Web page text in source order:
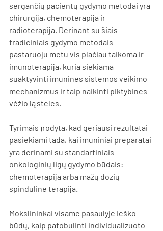
sergančių pacientų gydymo metodai yra
chirurgija, chemoterapija ir
radioterapija. Derinant su šiais
tradiciniais gydymo metodais
pastaruoju metu vis plačiau taikoma ir
imunoterapija, kuria siekiama
suaktyvinti imuninės sistemos veikimo
mechanizmus ir taip naikinti piktybines
vėžio ląsteles.
Tyrimais įrodyta, kad geriausi rezultatai
pasiekiami tada, kai imuniniai preparatai
yra derinami su standartiniais
onkologinių ligų gydymo būdais:
chemoterapija arba mažų dozių
spinduline terapija.
Mokslininkai visame pasaulyje ieško
būdų, kaip patobulinti individualizuoto